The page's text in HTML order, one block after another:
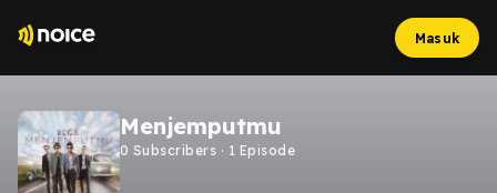
Masuk
Menjemputmu
0 Subscribers · 1 Episode